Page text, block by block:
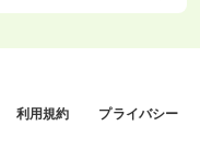
利用規約
プライバシー